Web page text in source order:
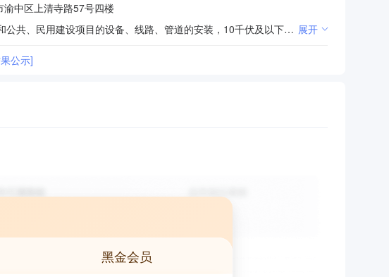
渝中区上清寺路57号四楼
一般项目：机电设备安装工程专业承包贰级：可承担投资额1500万元及以下的一般工业和公共、民用建设项目的设备、线路、管道的安装，10千伏及以下变配电站工程，非标准钢构件的制作、安装（凭资质证执业）；空调设备销售、维修（国家有专项规定的除外）；机电设备、环保设备、五金、建筑材料（不含危险化学品）、办公设备、合同能源管理、节能环保设备的研发、销售、租赁、安装（国家有专项规定的除外），环保咨询服务，能量回收系统研发，资源循环利用服务技术咨询（除依法须经批准的项目外，凭营业执照依法自主开展经营活动） 展开
公示]
黑金会员